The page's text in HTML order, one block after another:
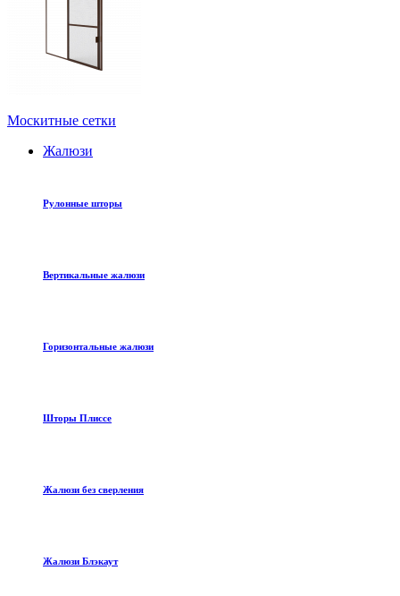
Москитные сетки
Жалюзи
Рулонные шторы
Вертикальные жалюзи
Горизонтальные жалюзи
Шторы Плиссе
Жалюзи без сверления
Жалюзи Блэкаут